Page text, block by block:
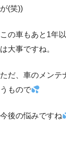
が(笑))
この車もあと1年
は大事ですね。
ただ、車のメンテ
うもので
今後の悩みですね